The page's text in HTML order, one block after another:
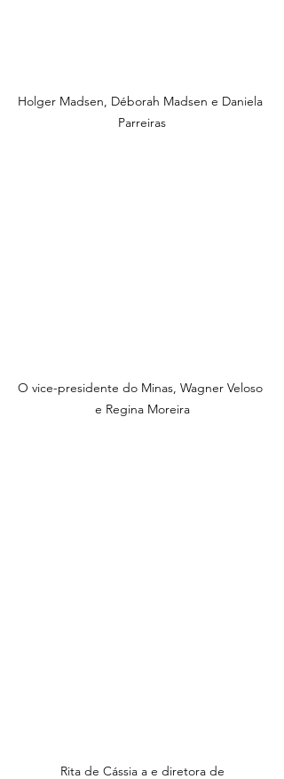
Holger Madsen, Déborah Madsen e Daniela
Parreiras
O vice-presidente do Minas, Wagner Veloso
e Regina Moreira